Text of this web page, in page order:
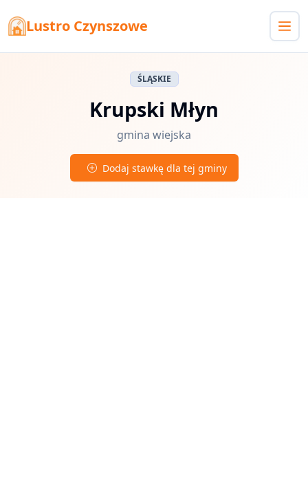
Lustro Czynszowe
ŚLĄSKIE
Krupski Młyn
gmina wiejska
Dodaj stawkę dla tej gminy